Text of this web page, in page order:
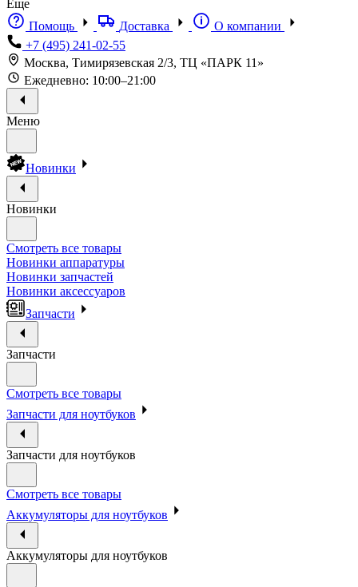
Еще
Помощь
Доставка
О компании
+7 (495) 241-02-55
Москва, Тимирязевская 2/3, ТЦ «ПАРК 11»
Ежедневно: 10:00–21:00
Меню
Новинки
Новинки
Смотреть все товары
Новинки аппаратуры
Новинки запчастей
Новинки аксессуаров
Запчасти
Запчасти
Смотреть все товары
Запчасти для ноутбуков
Запчасти для ноутбуков
Смотреть все товары
Аккумуляторы для ноутбуков
Аккумуляторы для ноутбуков